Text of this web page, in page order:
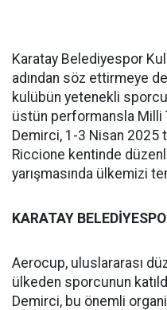
Karatay Belediyespor
adından söz ettirmeye
kulübün yetenekli
üstün performansla Milli
Demirci, 1-3 Nisan 2025
Riccione kentinde
yarışmasında ülkemizi
KARATAY
Aerocup, uluslararası
ülkeden sporcunun
Demirci, bu önemli